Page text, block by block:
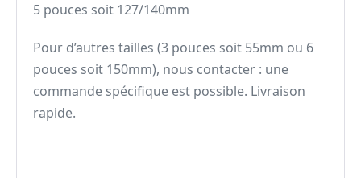
5 pouces soit 127/140mm
Pour d’autres tailles (3 pouces soit 55mm ou 6
pouces soit 150mm), nous contacter : une
commande spécifique est possible. Livraison
rapide.